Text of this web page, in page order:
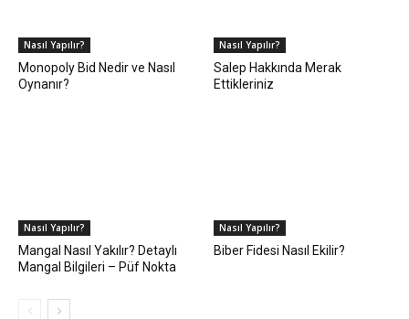
Nasıl Yapılır?
Monopoly Bid Nedir ve Nasıl
Oynanır?
Nasıl Yapılır?
Salep Hakkında Merak
Ettikleriniz
Nasıl Yapılır?
Mangal Nasıl Yakılır? Detaylı
Mangal Bilgileri – Püf Nokta
Nasıl Yapılır?
Biber Fidesi Nasıl Ekilir?